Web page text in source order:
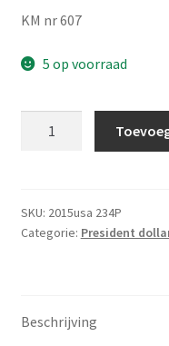
KM nr 607
5 op voorraad
P
UNC
SKU: 2015usa 234P
Categorie: President
Beschrijving